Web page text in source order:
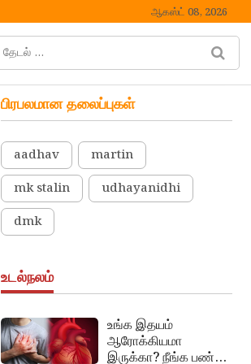
ஆகஸ்ட் 08, 2026
தேடல்
… M
பிரபலமான தலைப்புகள்
aadhav
martin
mk stalin
udhayanidhi
dmk
உடல்நலம்
உங்க இதயம்
ஆரோக்கியமா
இருக்கா? நீங்க பண்ண